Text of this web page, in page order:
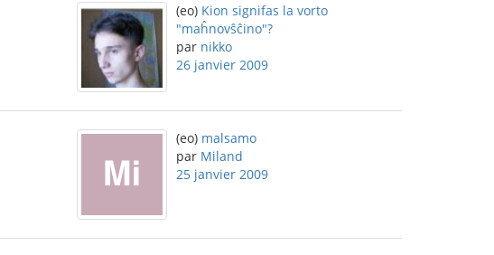
(eo) Kion signifas la vorto
"maĥnovŝĉino"?
par nikko
26 janvier 2009
(eo) malsamo
par Miland
25 janvier 2009